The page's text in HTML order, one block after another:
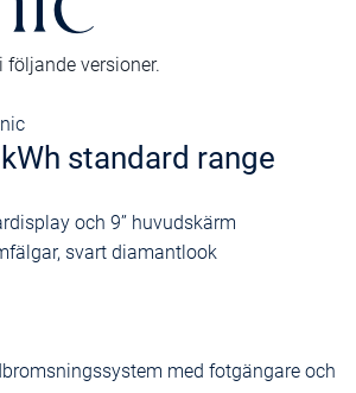
följande versioner.
standard range
och 9’’ huvudskärm
svart diamantlook
med fotgängare och